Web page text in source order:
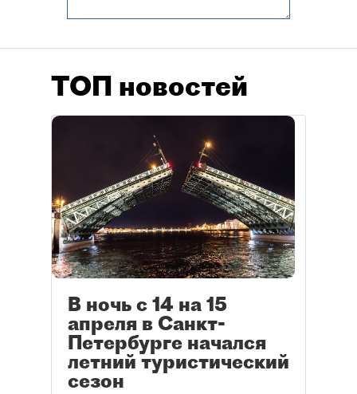
ТОП новостей
В ночь с 14 на 15
апреля в Санкт-
Петербурге начался
летний туристический
сезон